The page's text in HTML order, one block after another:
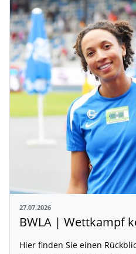
27.07.2026
BWLA | Wettkampf
Hier finden Sie einen